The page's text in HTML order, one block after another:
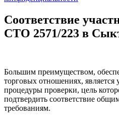
Соответствие
СТО 2571/223 в
Большим преимуществом,
торговых отношениях,
процедуры проверки, цель
подтвердить соответствие
требованиям.